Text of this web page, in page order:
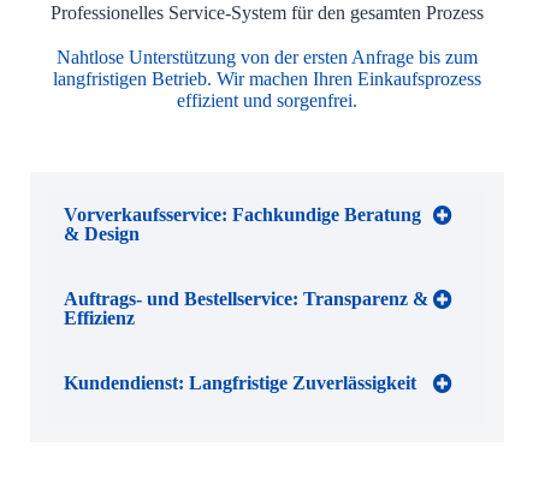
Professionelles Service-System für den gesamten Prozess
Nahtlose Unterstützung von der ersten Anfrage bis zum
langfristigen Betrieb. Wir machen Ihren Einkaufsprozess
effizient und sorgenfrei.
Vorverkaufsservice: Fachkundige Beratung
& Design
Auftrags- und Bestellservice: Transparenz &
Effizienz
Kundendienst: Langfristige Zuverlässigkeit